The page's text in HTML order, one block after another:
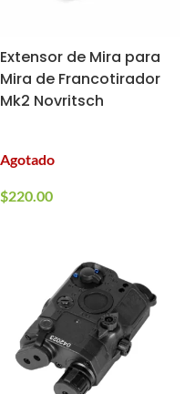
Extensor de Mira para
Mira de Francotirador
Mk2 Novritsch
Agotado
$220.00